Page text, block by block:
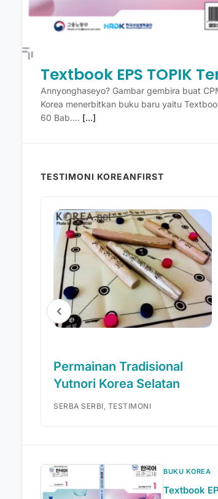
Textbook EPS TOPIK
Annyonghaseyo? Gambar gembira buat
Korea menerbitkan buku baru yaitu
60 Bab.... [...]
TESTIMONI KOREANFIRST
Permainan Tradisional
Yutnori Korea Selatan
SERBA SERBI, TESTIMONI
BUKU KOREA
Textbook